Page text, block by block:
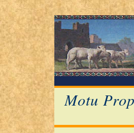
Motu